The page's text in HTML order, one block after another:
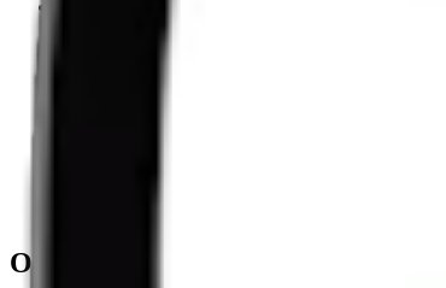
normal
vatten, fyllnadsmedel, salt,
Om Klint Polar Mint